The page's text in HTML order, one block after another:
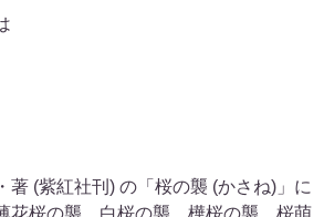
著 (紫紅社刊) の「桜の襲 (かさね)」に
花桜の襲、白桜の襲、樺桜の襲、桜萌